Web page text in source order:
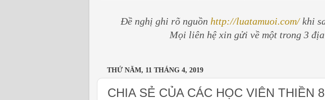
Đề nghị ghi rõ nguồn http://luatamuoi.com/khi
Mọi liên hệ xin gửi về một trong 3
THỨ NĂM, 11 THÁNG 4, 2019
CHIA SẺ CỦA CÁC HỌC VIÊN THIỀN 8